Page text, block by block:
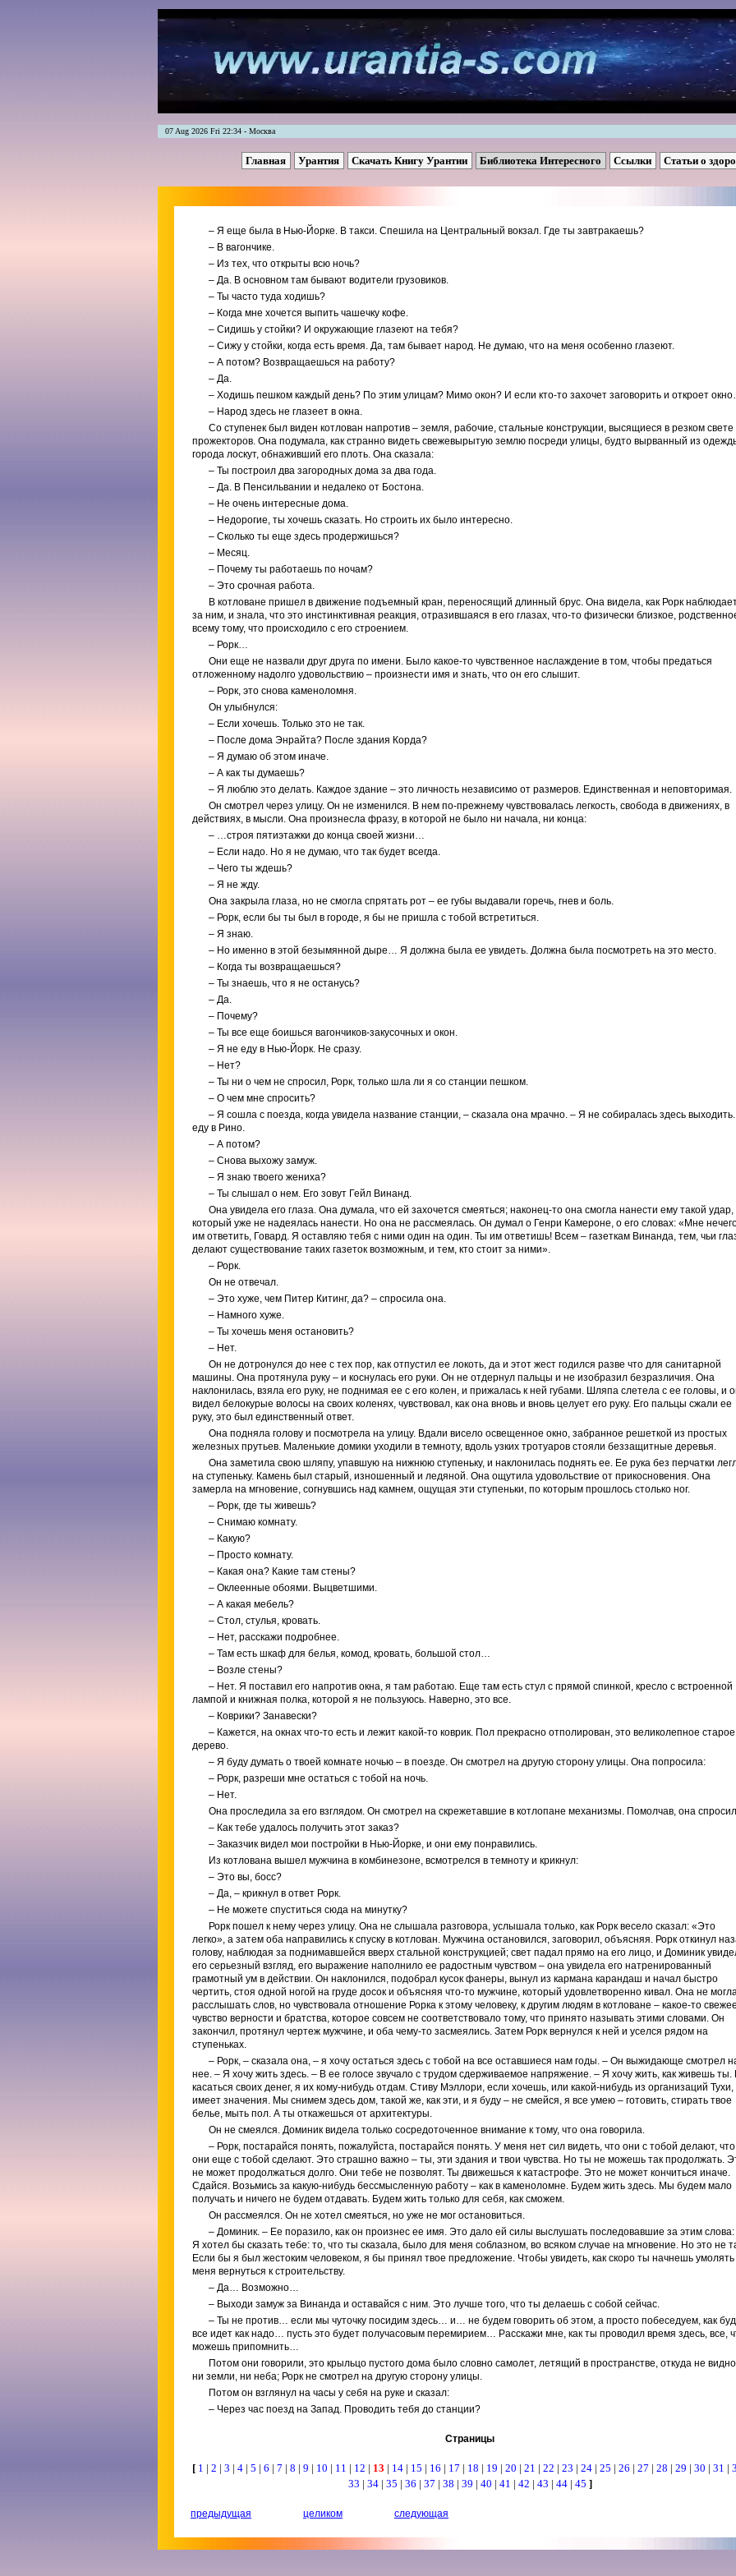
07 Aug 2026 Fri 22:34 - Москва
Главная Урантия Скачать Книгу Урантии Библиотека Интересного Ссылки Статьи о
– Я еще была в Нью-Йорке. В такси. Спешила на Центральный вокзал. Где ты завтракаешь?
– В вагончике.
– Из тех, что открыты всю ночь?
– Да. В основном там бывают водители грузовиков.
– Ты часто туда ходишь?
– Когда мне хочется выпить чашечку кофе.
– Сидишь у стойки? И окружающие глазеют на тебя?
– Сижу у стойки, когда есть время. Да, там бывает народ. Не думаю, что на меня особенно глазеют.
– А потом? Возвращаешься на работу?
– Да.
– Ходишь пешком каждый день? По этим улицам? Мимо окон? И если кто-то захочет заговорить и откроет
– Народ здесь не глазеет в окна.
Со ступенек был виден котлован напротив – земля, рабочие, стальные конструкции, высящиеся в резком свете
прожекторов. Она подумала, как странно видеть свежевырытую землю посреди улицы, будто вырванный из
города лоскут, обнаживший его плоть. Она сказала:
– Ты построил два загородных дома за два года.
– Да. В Пенсильвании и недалеко от Бостона.
– Не очень интересные дома.
– Недорогие, ты хочешь сказать. Но строить их было интересно.
– Сколько ты еще здесь продержишься?
– Месяц.
– Почему ты работаешь по ночам?
– Это срочная работа.
В котловане пришел в движение подъемный кран, переносящий длинный брус. Она видела, как Рорк
за ним, и знала, что это инстинктивная реакция, отразившаяся в его глазах, что-то физически близкое,
всему тому, что происходило с его строением.
– Рорк…
Они еще не назвали друг друга по имени. Было какое-то чувственное наслаждение в том, чтобы предаться
отложенному надолго удовольствию – произнести имя и знать, что он его слышит.
– Рорк, это снова каменоломня.
Он улыбнулся:
– Если хочешь. Только это не так.
– После дома Энрайта? После здания Корда?
– Я думаю об этом иначе.
– А как ты думаешь?
– Я люблю это делать. Каждое здание – это личность независимо от размеров. Единственная и неповторимая.
Он смотрел через улицу. Он не изменился. В нем по-прежнему чувствовалась легкость, свобода в движениях, в
действиях, в мысли. Она произнесла фразу, в которой не было ни начала, ни конца:
– …строя пятиэтажки до конца своей жизни…
– Если надо. Но я не думаю, что так будет всегда.
– Чего ты ждешь?
– Я не жду.
Она закрыла глаза, но не смогла спрятать рот – ее губы выдавали горечь, гнев и боль.
– Рорк, если бы ты был в городе, я бы не пришла с тобой встретиться.
– Я знаю.
– Но именно в этой безымянной дыре… Я должна была ее увидеть. Должна была посмотреть на это место.
– Когда ты возвращаешься?
– Ты знаешь, что я не останусь?
– Да.
– Почему?
– Ты все еще боишься вагончиков-закусочных и окон.
– Я не еду в Нью-Йорк. Не сразу.
– Нет?
– Ты ни о чем не спросил, Рорк, только шла ли я со станции пешком.
– О чем мне спросить?
– Я сошла с поезда, когда увидела название станции, – сказала она мрачно. – Я не собиралась здесь
еду в Рино.
– А потом?
– Снова выхожу замуж.
– Я знаю твоего жениха?
– Ты слышал о нем. Его зовут Гейл Винанд.
Она увидела его глаза. Она думала, что ей захочется смеяться; наконец-то она смогла нанести ему такой удар,
который уже не надеялась нанести. Но она не рассмеялась. Он думал о Генри Камероне, о его словах: «Мне
им ответить, Говард. Я оставляю тебя с ними один на один. Ты им ответишь! Всем – газеткам Винанда, тем, чьи
делают существование таких газеток возможным, и тем, кто стоит за ними».
– Рорк.
Он не отвечал.
– Это хуже, чем Питер Китинг, да? – спросила она.
– Намного хуже.
– Ты хочешь меня остановить?
– Нет.
Он не дотронулся до нее с тех пор, как отпустил ее локоть, да и этот жест годился разве что для санитарной
машины. Она протянула руку – и коснулась его руки. Он не отдернул пальцы и не изобразил безразличия. Она
наклонилась, взяла его руку, не поднимая ее с его колен, и прижалась к ней губами. Шляпа слетела с ее головы, и
видел белокурые волосы на своих коленях, чувствовал, как она вновь и вновь целует его руку. Его пальцы сжали ее
руку, это был единственный ответ.
Она подняла голову и посмотрела на улицу. Вдали висело освещенное окно, забранное решеткой из простых
железных прутьев. Маленькие домики уходили в темноту, вдоль узких тротуаров стояли беззащитные деревья.
Она заметила свою шляпу, упавшую на нижнюю ступеньку, и наклонилась поднять ее. Ее рука без перчатки
на ступеньку. Камень был старый, изношенный и ледяной. Она ощутила удовольствие от прикосновения. Она
замерла на мгновение, согнувшись над камнем, ощущая эти ступеньки, по которым прошлось столько ног.
– Рорк, где ты живешь?
– Снимаю комнату.
– Какую?
– Просто комнату.
– Какая она? Какие там стены?
– Оклеенные обоями. Выцветшими.
– А какая мебель?
– Стол, стулья, кровать.
– Нет, расскажи подробнее.
– Там есть шкаф для белья, комод, кровать, большой стол…
– Возле стены?
– Нет. Я поставил его напротив окна, я там работаю. Еще там есть стул с прямой спинкой, кресло с встроенной
лампой и книжная полка, которой я не пользуюсь. Наверно, это все.
– Коврики? Занавески?
– Кажется, на окнах что-то есть и лежит какой-то коврик. Пол прекрасно отполирован, это великолепное старое
дерево.
– Я буду думать о твоей комнате ночью – в поезде. Он смотрел на другую сторону улицы. Она попросила:
– Рорк, разреши мне остаться с тобой на ночь.
– Нет.
Она проследила за его взглядом. Он смотрел на скрежетавшие в котлопане механизмы. Помолчав, она
– Как тебе удалось получить этот заказ?
– Заказчик видел мои постройки в Нью-Йорке, и они ему понравились.
Из котлована вышел мужчина в комбинезоне, всмотрелся в темноту и крикнул:
– Это вы, босс?
– Да, – крикнул в ответ Рорк.
– Не можете спуститься сюда на минутку?
Рорк пошел к нему через улицу. Она не слышала разговора, услышала только, как Рорк весело сказал: «Это
легко», а затем оба направились к спуску в котлован. Мужчина остановился, заговорил, объясняя. Рорк откинул
голову, наблюдая за поднимавшейся вверх стальной конструкцией; свет падал прямо на его лицо, и Доминик
его серьезный взгляд, его выражение наполнило ее радостным чувством – она увидела его натренированный
грамотный ум в действии. Он наклонился, подобрал кусок фанеры, вынул из кармана карандаш и начал быстро
чертить, стоя одной ногой на груде досок и объясняя что-то мужчине, который удовлетворенно кивал. Она не
расслышать слов, но чувствовала отношение Рорка к этому человеку, к другим людям в котловане – какое-то
чувство верности и братства, которое совсем не соответствовало тому, что принято называть этими словами. Он
закончил, протянул чертеж мужчине, и оба чему-то засмеялись. Затем Рорк вернулся к ней и уселся рядом на
ступеньках.
– Рорк, – сказала она, – я хочу остаться здесь с тобой на все оставшиеся нам годы. – Он выжидающе смотрел
нее. – Я хочу жить здесь. – В ее голосе звучало с трудом сдерживаемое напряжение. – Я хочу жить, как живешь ты.
касаться своих денег, я их кому-нибудь отдам. Стиву Мэллори, если хочешь, или какой-нибудь из организаций Тухи,
имеет значения. Мы снимем здесь дом, такой же, как эти, и я буду – не смейся, я все умею – готовить, стирать твое
белье, мыть пол. А ты откажешься от архитектуры.
Он не смеялся. Доминик видела только сосредоточенное внимание к тому, что она говорила.
– Рорк, постарайся понять, пожалуйста, постарайся понять. У меня нет сил видеть, что они с тобой делают, что
они еще с тобой сделают. Это страшно важно – ты, эти здания и твои чувства. Но ты не можешь так продолжать.
не может продолжаться долго. Они тебе не позволят. Ты движешься к катастрофе. Это не может кончиться иначе.
Сдайся. Возьмись за какую-нибудь бессмысленную работу – как в каменоломне. Будем жить здесь. Мы будем мало
получать и ничего не будем отдавать. Будем жить только для себя, как сможем.
Он рассмеялся. Он не хотел смеяться, но уже не мог остановиться.
– Доминик. – Ее поразило, как он произнес ее имя. Это дало ей силы выслушать последовавшие за этим слова:
Я хотел бы сказать тебе: то, что ты сказала, было для меня соблазном, во всяком случае на мгновение. Но это не
Если бы я был жестоким человеком, я бы принял твое предложение. Чтобы увидеть, как скоро ты начнешь умолять
меня вернуться к строительству.
– Да… Возможно…
– Выходи замуж за Винанда и оставайся с ним. Это лучше того, что ты делаешь с собой сейчас.
– Ты не против… если мы чуточку посидим здесь… и… не будем говорить об этом, а просто побеседуем, как
все идет как надо… пусть это будет получасовым перемирием… Расскажи мне, как ты проводил время здесь, все,
можешь припомнить…
Потом они говорили, это крыльцо пустого дома было словно самолет, летящий в пространстве, откуда не видно
ни земли, ни неба; Рорк не смотрел на другую сторону улицы.
Потом он взглянул на часы у себя на руке и сказал:
– Через час поезд на Запад. Проводить тебя до станции?
Страницы
[ 1 | 2 | 3 | 4 | 5 | 6 | 7 | 8 | 9 | 10 | 11 | 12 | 13 | 14 | 15 | 16 | 17 | 18 | 19 | 20 | 21 | 22 | 23 | 24 | 25 | 26 | 27 | 28 | 29 | 30 | 31 |
33 | 34 | 35 | 36 | 37 | 38 | 39 | 40 | 41 | 42 | 43 | 44 | 45 ]
предыдущая целиком следующая